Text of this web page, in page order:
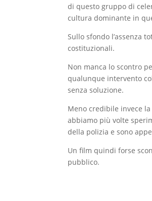
di questo gruppo di
cultura dominante in
Sullo sfondo l’assenza
costituzionali.
Non manca lo scontro
qualunque intervento
senza soluzione.
Meno credibile invece
abbiamo più volte
della polizia e sono
Un film quindi forse
pubblico.